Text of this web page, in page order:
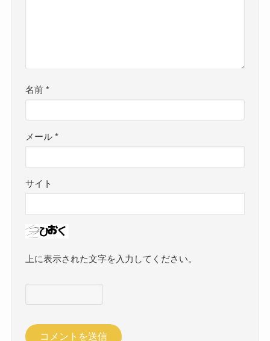
名前*
メール*
サイト
上に表示された文字を入力してください。